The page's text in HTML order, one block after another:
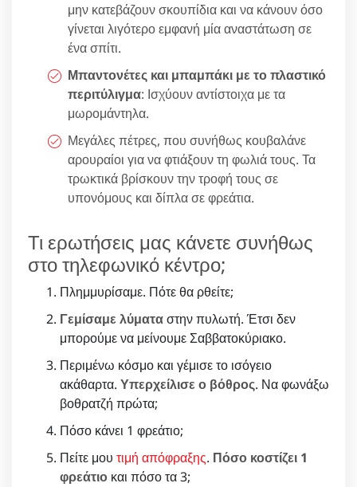
μην κατεβάζουν σκουπίδια και να κάνουν όσο
γίνεται λιγότερο εμφανή μία αναστάτωση σε
ένα σπίτι.
Μπαντονέτες και μπαμπάκι με το πλαστικό
περιτύλιγμα: Ισχύουν αντίστοιχα με τα
μωρομάντηλα.
Μεγάλες πέτρες, που συνήθως κουβαλάνε
αρουραίοι για να φτιάξουν τη φωλιά τους. Τα
τρωκτικά βρίσκουν την τροφή τους σε
υπονόμους και δίπλα σε φρεάτια.
Τι ερωτήσεις μας κάνετε συνήθως
στο τηλεφωνικό κέντρο;
Πλημμυρίσαμε. Πότε θα ρθείτε;
Γεμίσαμε λύματαστην πυλωτή. Έτσι δεν
μπορούμε να μείνουμε Σαββατοκύριακο.
Περιμένω κόσμο και γέμισε το ισόγειο
ακάθαρτα. Υπερχείλισε ο βόθρος. Να φωνάξω
βοθρατζή πρώτα;
Πόσο κάνει 1 φρεάτιο;
Πείτε μου τιμή απόφραξης. Πόσο κοστίζει 1
φρεάτιο και πόσο τα 3;